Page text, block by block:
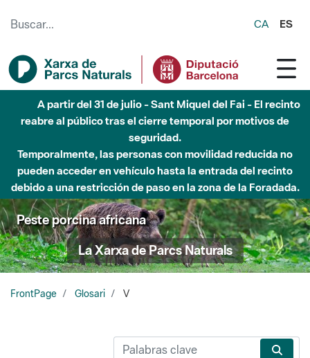
CA ES
A partir del 31 de julio - Sant Miquel del Fai - El recinto
reabre al público tras el cierre temporal por motivos de
seguridad.
Temporalmente, las personas con movilidad reducida no
pueden acceder en vehículo hasta la entrada del recinto
debido a una restricción de paso en la zona de la Foradada.
Peste porcina africana
La Xarxa de Parcs Naturals
FrontPage Glosari V